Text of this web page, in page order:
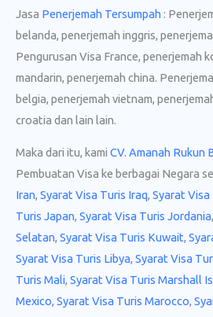
Jasa Penerjemah Tersumpah :
belanda, penerjemah inggris,
Pengurusan Visa France, penerjemah
mandarin, penerjemah china.
belgia, penerjemah vietnam,
croatia dan lain lain.
Maka dari itu, kami CV. Amanah Rukun
Pembuatan Visa ke berbagai Negara
Iran, Syarat Visa Turis Iraq, Syarat
Turis Japan, Syarat Visa Turis Jordania,
Selatan, Syarat Visa Turis Kuwait,
Syarat Visa Turis Libya, Syarat Visa
Turis Mali, Syarat Visa Turis Marshall
Mexico, Syarat Visa Turis Marocco,